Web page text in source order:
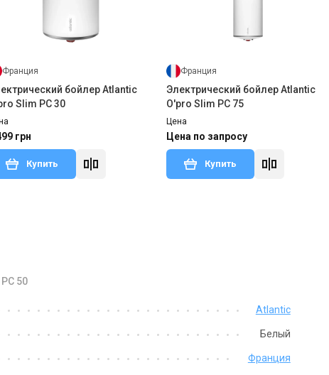
Франция
бойлер Atlantic
Slim PC 30
грн
Купить
Франция
Электрический бойлер Atlantic
O'pro Slim PC 75
Цена
Цена по запросу
Купить
50
Atlantic
Белый
Франция